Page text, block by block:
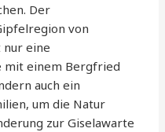
Der
von
eine
mit einem Bergfried
auch ein
um die Natur
zur Giselawarte